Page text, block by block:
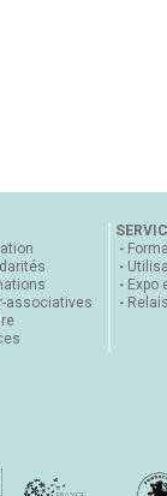
associatives
Expo